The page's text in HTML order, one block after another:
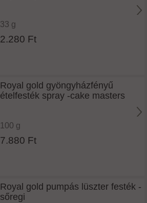
33 g
2.280 Ft
Royal gold gyöngyházfényű
ételfesték spray -cake masters
100 g
7.880 Ft
Royal gold pumpás lüszter festék -
sőregi